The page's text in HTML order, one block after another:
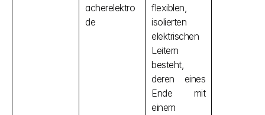
acherelektro
de
flexiblen,
isolierten
elektrischen
Leitern
besteht,
deren eines
Ende mit
einem